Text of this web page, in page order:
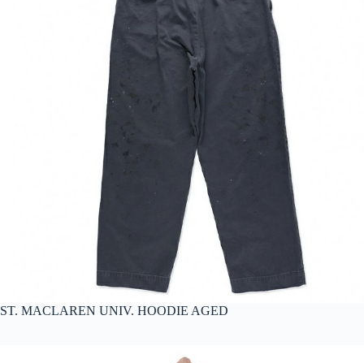
ST. MACLAREN UNIV. HOODIE AGED